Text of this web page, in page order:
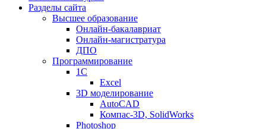
Разделы сайта
Высшее образование
Онлайн-бакалавриат
Онлайн-магистратура
ДПО
Программирование
1С
Excel
3D моделирование
AutoCAD
Компас-3D, SolidWorks
Photoshop